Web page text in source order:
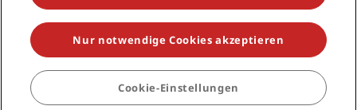
© 2026 Radisson Hotel Group.Alle Rechte vorbehalten. RHG Radisson
Hotel Group, Radisson, Radisson RED, Radisson Blu, Radisson Collection,
Radisson Individuals, Park Plaza, Park Inn, Country Inn & Suites, Prize by
Radisson, Radisson Rewards und Radisson Meetings sind Warenzeichen
der Radisson Hotel Group.
Nur notwendige Cookies akzeptieren
Cookie-Einstellungen